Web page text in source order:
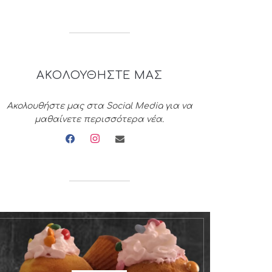
ΑΚΟΛΟΥΘΗΣΤΕ ΜΑΣ
Ακολουθήστε μας στα Social Media για να
μαθαίνετε περισσότερα νέα.
facebookinstagramenvelope